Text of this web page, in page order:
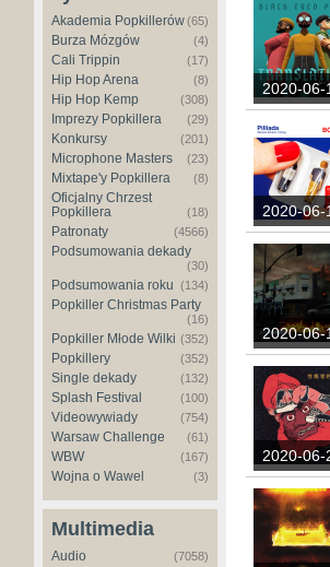
Akademia Popkillerów(65)
Burza Mózgów (4)
Cali Trippin (17)
Hip Hop Arena (8)
Hip Hop Kemp (308)
Imprezy Popkillera (29)
Konkursy (201)
Microphone Masters (23)
Mixtape'y Popkillera (8)
Oficjalny Chrzest
Popkillera
(18)
Patronaty (4566)
Podsumowania dekady
(30)
Podsumowania roku (134)
Popkiller Christmas Party
(16)
Popkiller Młode Wilki (352)
Popkillery (352)
Single dekady (132)
Splash Festival (100)
Videowywiady (754)
Warsaw Challenge (61)
WBW (167)
Wojna o Wawel (3)
Multimedia
Audio (7058)
2020-06-
2020-06-
2020-06-
2020-06-